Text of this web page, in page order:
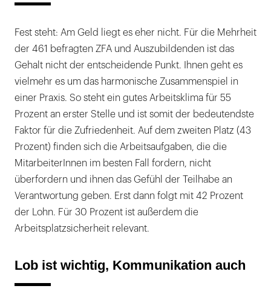
Fest steht: Am Geld liegt es eher nicht. Für die Mehrheit
der 461 befragten ZFA und Auszubildenden ist das
Gehalt nicht der entscheidende Punkt. Ihnen geht es
vielmehr es um das harmonische Zusammenspiel in
einer Praxis. So steht ein gutes Arbeitsklima für 55
Prozent an erster Stelle und ist somit der bedeutendste
Faktor für die Zufriedenheit. Auf dem zweiten Platz (43
Prozent) finden sich die Arbeitsaufgaben, die die
MitarbeiterInnen im besten Fall fordern, nicht
überfordern und ihnen das Gefühl der Teilhabe an
Verantwortung geben. Erst dann folgt mit 42 Prozent
der Lohn. Für 30 Prozent ist außerdem die
Arbeitsplatzsicherheit relevant.
Lob ist wichtig, Kommunikation auch